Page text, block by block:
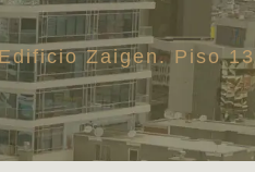
Zaigen. Piso 13